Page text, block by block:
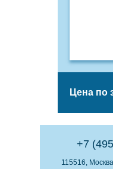
Цена по
+7
115516,